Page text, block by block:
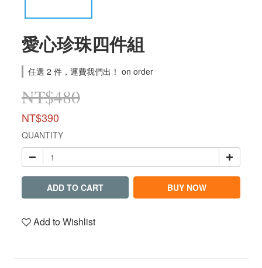
愛心珍珠四件組
任選 2 件，運費我們出！ on order
NT$480
NT$390
QUANTITY
ADD TO CART BUY NOW
Add to Wishlist